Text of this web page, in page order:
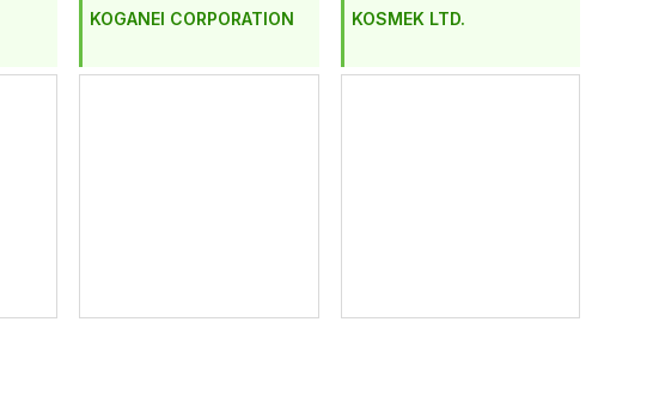
KOGANEI CORPORATION KOSMEK LTD.